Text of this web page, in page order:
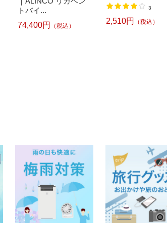
トバイ...
74,400円
（税込）
3
2,510円 （税込）